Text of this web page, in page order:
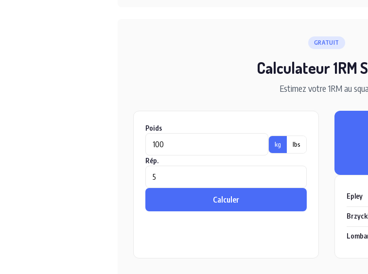
GRATUIT
Calculateur 1RM
Estimez votre 1RM au
Poids
kg lbs
Rép.
Calculer Epley